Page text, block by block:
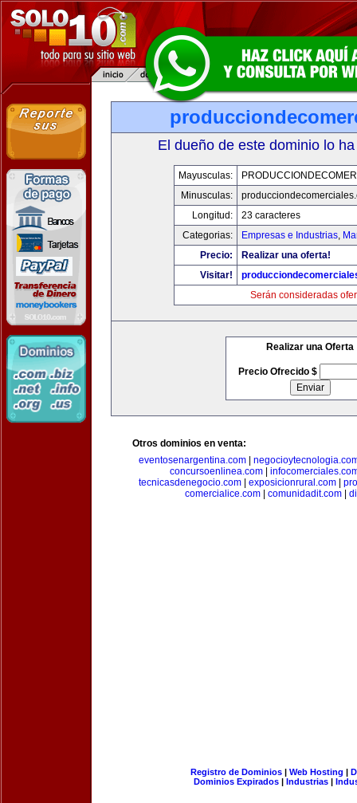
El dueño de este dominio lo
Mayusculas:
Minusculas:
Longitud:
23 caracteres
Categorias:
Empresas e Industrias,
Precio:
Realizar una oferta!
Visitar!
Serán consideradas
Realizar una Oferta
Precio Ofrecido $
Otros dominios en venta:
eventosenargentina.com
concursoenlinea.com|
tecnicasdenegocio.com
exposicionrural.com
comercialice.com| comunidadit.com|
Registro de Dominios| Web Hosting |
Dominios Expirados | Industrias |